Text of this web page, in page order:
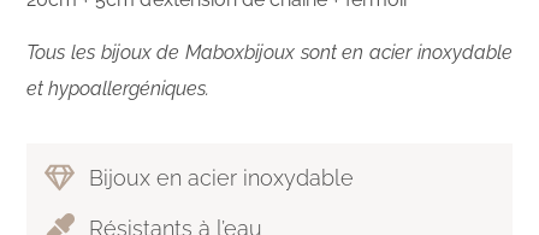
Tous les bijoux de Maboxbijoux sont en acier inoxydable
et hypoallergéniques.
Bijoux en acier inoxydable
Résistants à l’eau